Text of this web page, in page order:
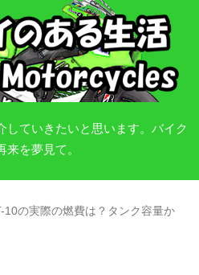
していきたいと思います。バイク
来を夢見て。
10の実際の燃費は？タンク容量か